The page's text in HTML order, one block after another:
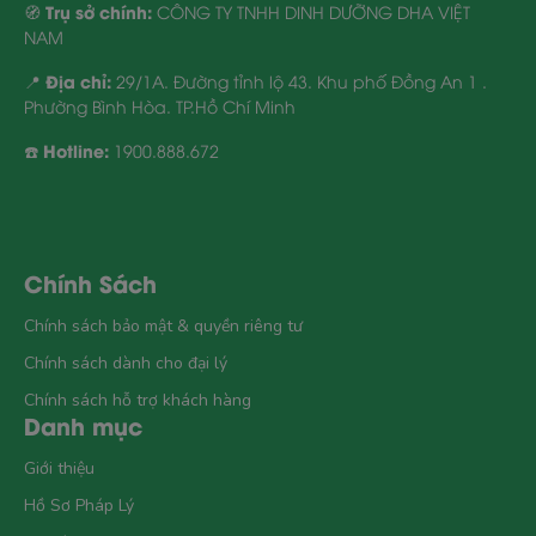
Hãy đến với
nghiệm với mức giá cực kỳ ưu đãi và
còn nhiều sản phẩm khác giúp con em
của những bà mẹ bỉm sữa được phả
🧭 Trụ sở chính: CÔNG TY TNHH DINH DƯỠNG DHA VIỆT
NAM
📍 Địa chỉ: 29/1A. Đường tỉnh lộ 43. Khu phố Đồng An 1 .
Phường Bình Hòa. TP.Hồ Chí Minh
☎️ Hotline: 1900.888.672
Chính Sách
Chính sách bảo mật & quyền riêng tư
Chính sách dành cho đại lý
Chính sách hỗ trợ khách hàng
Danh mục
Giới thiệu
Hồ Sơ Pháp Lý